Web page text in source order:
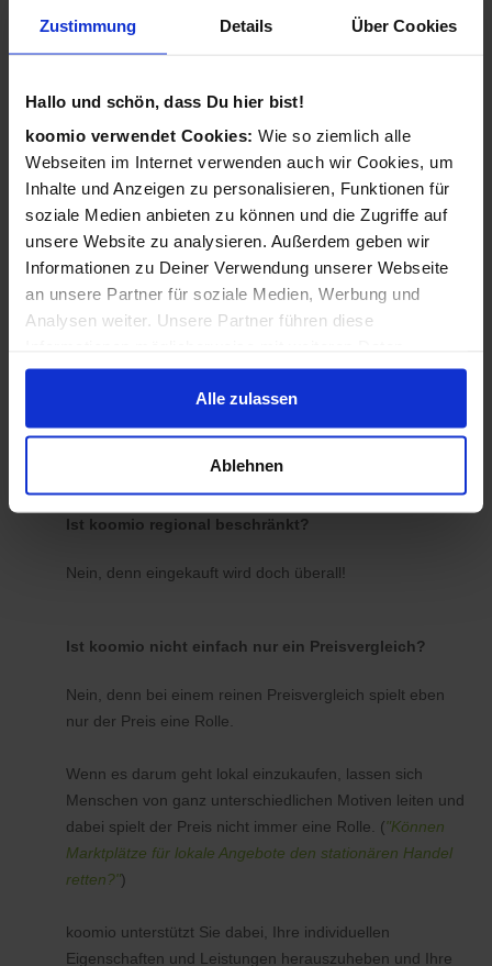
Zustimmung Details Über Cookies
Hallo und schön, dass Du hier bist!
koomio verwendet Cookies: Wie so ziemlich alle
Webseiten im Internet verwenden auch wir Cookies, um
Inhalte und Anzeigen zu personalisieren, Funktionen für
soziale Medien anbieten zu können und die Zugriffe auf
unsere Website zu analysieren. Außerdem geben wir
Informationen zu Deiner Verwendung unserer Webseite
an unsere Partner für soziale Medien, Werbung und
Analysen weiter. Unsere Partner führen diese
zusammen, die Du ihnen bereitgestellt hast oder die sie
im Rahmen Deiner Nutzung der Dienste gesammelt
haben.
Alle zulassen
Ablehnen
Wie funktioniert koomio?
Geschäftsinformationen vervollständigen, Angebote
Wir kümmern uns dann darum, dass Ihre Informationen
zu Ihren Kunden gelangen: Auf der koomio-Webseite, in
unseren Apps und in Suchmaschinen - daheim auf der
Couch und unterwegs auf dem Smartphone!
Ist koomio für alle Unternehmen gedacht?
Ja! koomio hilft deminhabergeführten Einzelhandel
genauso wie einerlandesweiten Handelskette
reinenDienstleister.
Ist koomio regional beschränkt?
Nein, denn eingekauft wird doch überall!
Ist koomio nicht einfach nur ein Preisvergleich?
Nein, denn bei einem reinen Preisvergleich spielt eben
nur der Preis eine Rolle.
Wenn es darum geht lokal einzukaufen, lassen sich
Menschen von ganz unterschiedlichen Motiven leiten und
dabei spielt der Preis nicht immer eine Rolle. ("Können
Marktplätze für lokale Angebote den stationären Handel
retten?")
koomio unterstützt Sie dabei, Ihre individuellen
Eigenschaften und Leistungen herauszuheben und Ihre